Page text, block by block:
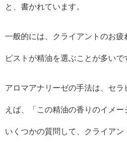
と、書かれています。
一般的には、クライアントのお疲
ピストが精油を選ぶことが多いで
アロマアナリーゼの手法は、セラ
えば、「この精油の香りのイメー
いくつかの質問して、クライアン